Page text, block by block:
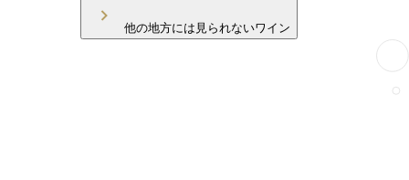
他の地方には見られないワイン